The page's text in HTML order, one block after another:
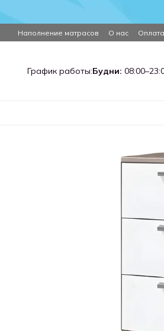
Наполнение матрасов О нас
График работы:Будни: